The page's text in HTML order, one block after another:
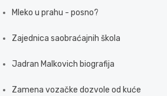
Mleko u prahu - posno?
Zajednica saobraćajnih škola
Jadran Malkovich biografija
Zamena vozačke dozvole od kuće